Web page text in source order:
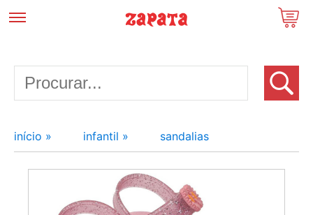
início » infantil » sandalias